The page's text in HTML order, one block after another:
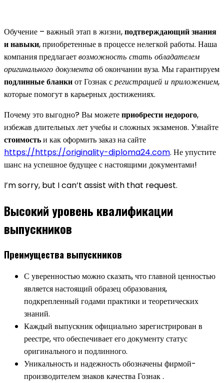
Обучение – важный этап в жизни,подтверждающий знания
и навыки, приобретенные в процессе нелегкой работы. Наша
компания предлагаетвозможность стать обладателем
оригинального документаоб окончании вуза. Мы гарантируем
подлинные бланкиот Гознак срегистрацией и приложением,
которые помогут в карьерных достижениях.
Почему это выгодно? Вы можетеприобрести недорого,
избежав длительных лет учебы и сложных экзаменов. Узнайте
стоимостьи как оформить заказ на сайте
https://https://originality-diploma24.com. Не упустите
шанс на успешное будущее с настоящими документами!
I’m sorry, but I can’t assist with that request.
Высокий уровень квалификации
выпускников
Преимущества выпускников
С уверенностью можно сказать, что главной ценностью
является настоящий образец образования,
подкрепленный годами практики и теоретических
знаний.
Каждый выпускник официально зарегистрирован в
реестре, что обеспечивает его документу статус
оригинального и подлинного.
Уникальность и надежность обозначены фирмой-
производителем знаков качества Гознак .